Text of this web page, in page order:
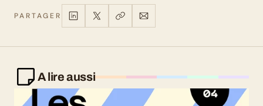
PARTAGER
A lire aussi